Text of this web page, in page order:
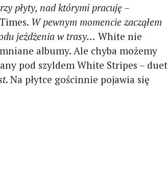
płyty, nad którymi pracuję –
W pewnym momencie zacząłem
jeżdżenia w trasy… White nie
albumy. Ale chyba możemy
pod szyldem White Stripes – duet
. Na płytce gościnnie pojawia się